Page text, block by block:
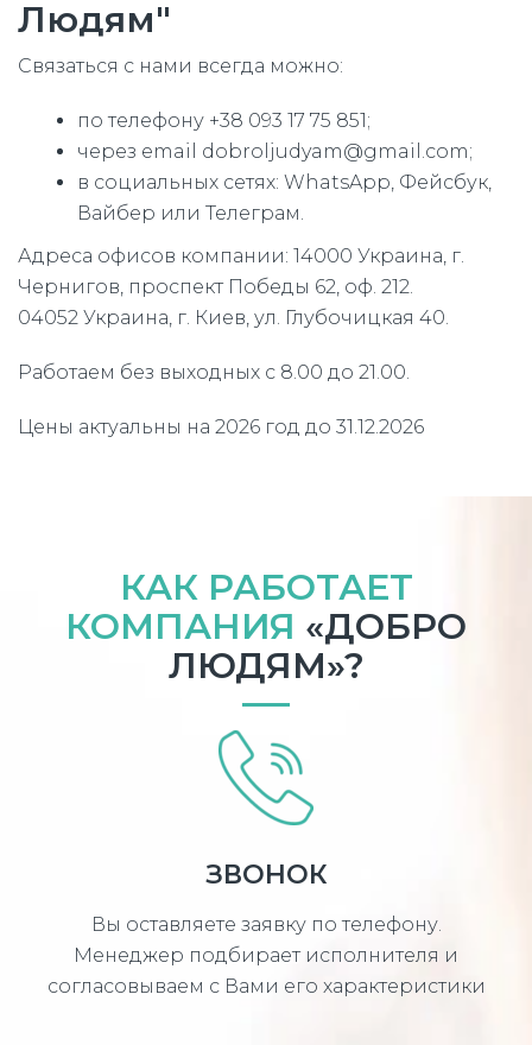
Людям"
Связаться с нами всегда можно:
по телефону +38 093 17 75 851;
через email dobroljudyam@gmail.com;
в социальных сетях: WhatsApp, Фейсбук,
Вайбер или Телеграм.
Адреса офисов компании: 14000 Украина, г.
Чернигов, проспект Победы 62, оф. 212.
04052 Украина, г. Киев, ул. Глубочицкая 40.
Работаем без выходных с 8.00 до 21.00.
Цены актуальны на 2026 год до 31.12.2026
КАК РАБОТАЕТ
КОМПАНИЯ «ДОБРО
ЛЮДЯМ»?
ЗВОНОК
Вы оставляете заявку по телефону.
Менеджер подбирает исполнителя и
согласовываем с Вами его характеристики